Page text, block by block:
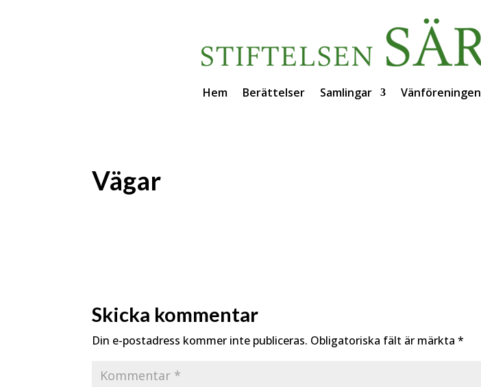
Hem Berättelser Samlingar Vänföreningen
Vägar
Skicka kommentar
Din e-postadress kommer inte publiceras. Obligatoriska fält är märkta*